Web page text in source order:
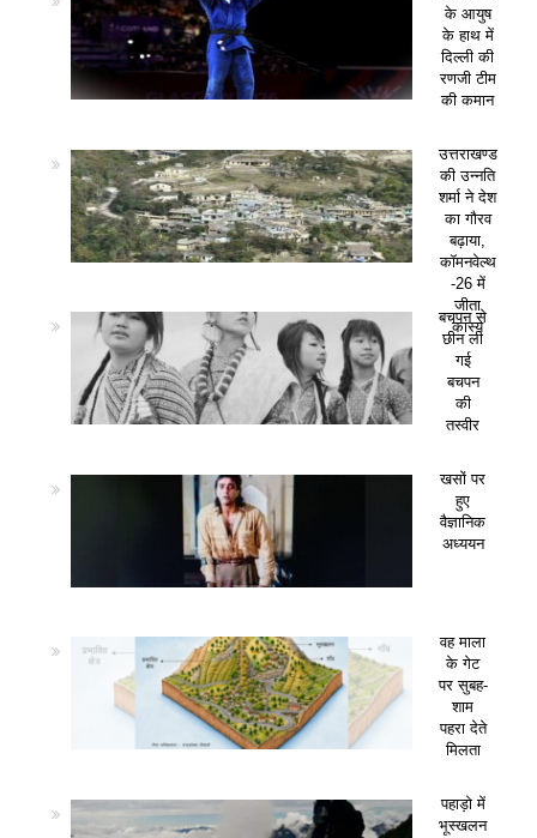
के आयुष
के हाथ में
दिल्ली की
रणजी टीम
की कमान
उत्तराखण्ड
की उन्नति
शर्मा ने देश
का गौरव
बढ़ाया,
कॉमनवेल्थ
-26 में
जीता
कांस्य
बचपन से
छीन ली
गई
बचपन
की
तस्वीर
खसों पर
हुए
वैज्ञानिक
अध्ययन
वह माला
के गेट
पर सुबह-
शाम
पहरा देते
मिलता
पहाड़ो में
भूस्खलन